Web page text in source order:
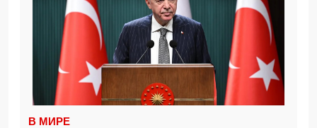
В МИРЕ